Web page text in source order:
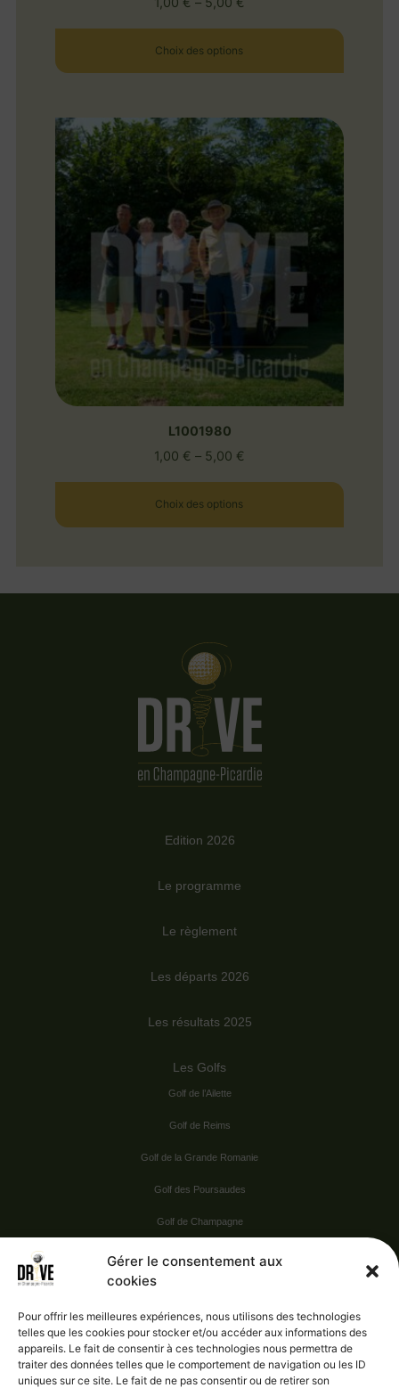
Gérer le consentement aux
cookies
Pour offrir les meilleures expériences, nous utilisons des technologies
telles que les cookies pour stocker et/ou accéder aux informations des
appareils. Le fait de consentir à ces technologies nous permettra de
traiter des données telles que le comportement de navigation ou les ID
uniques sur ce site. Le fait de ne pas consentir ou de retirer son
Choix des options
L1001980
1,00 € – 5,00 €
Choix des options
Edition 2026
Le programme
Le règlement
Les départs 2026
Les résultats 2025
Les Golfs
Golf de l’Ailette
Golf de Reims
Golf de la Grande Romanie
Golf des Poursaudes
Golf de Champagne
Vie pratique